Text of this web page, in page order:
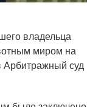
владельца
миром на
Арбитражный суд